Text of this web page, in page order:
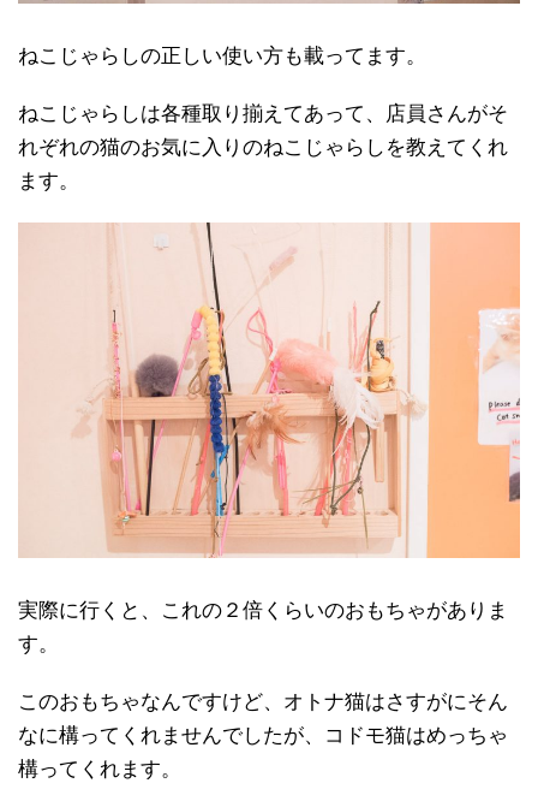
ねこじゃらしの正しい使い方も載ってます。
ねこじゃらしは各種取り揃えてあって、店員さんがそ
れぞれの猫のお気に入りのねこじゃらしを教えてくれ
ます。
実際に行くと、これの２倍くらいのおもちゃがありま
す。
このおもちゃなんですけど、オトナ猫はさすがにそん
なに構ってくれませんでしたが、コドモ猫はめっちゃ
構ってくれます。